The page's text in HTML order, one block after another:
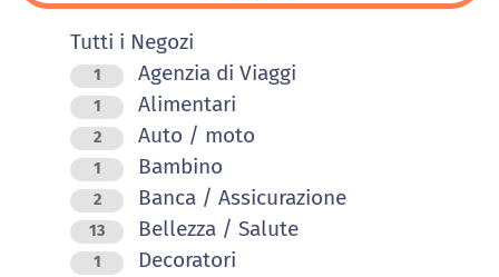
Tutti i Negozi
1 Agenzia di Viaggi
1 Alimentari
2 Auto / moto
1 Bambino
2 Banca / Assicurazione
13 Bellezza / Salute
1 Decoratori